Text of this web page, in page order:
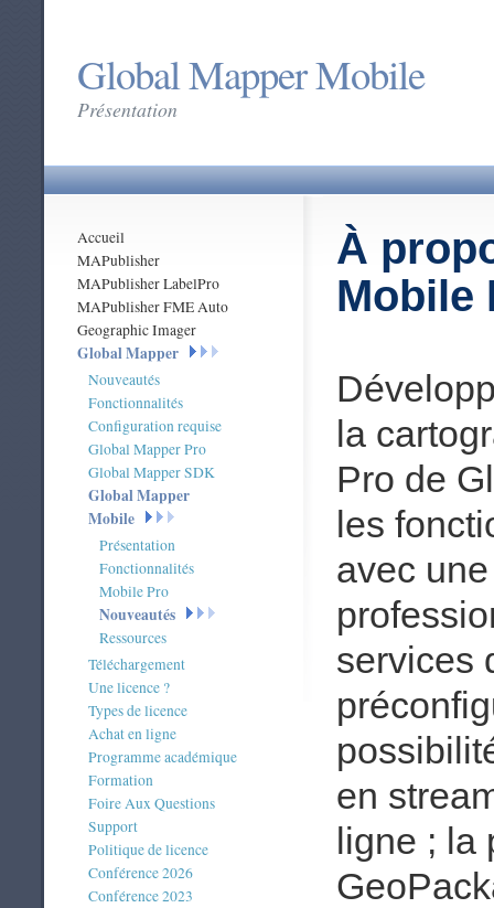
Global Mapper Mobile
Présentation
Accueil
MAPublisher
MAPublisher LabelPro
MAPublisher FME Auto
Geographic Imager
Global Mapper
Nouveautés
Fonctionnalités
Configuration requise
Global Mapper Pro
Global Mapper SDK
Global Mapper
Mobile
Présentation
Fonctionnalités
Mobile Pro
Nouveautés
Ressources
Téléchargement
Une licence ?
Types de licence
Achat en ligne
Programme académique
Formation
Foire Aux Questions
Support
Politique de licence
Conférence 2026
Conférence 2023
À
Mobile
la
Pro de
les
avec
services
en
ligne ; la